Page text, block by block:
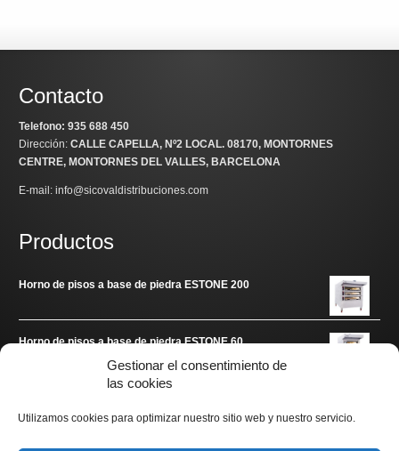
Gestionar el consentimiento de
las cookies
Utilizamos cookies para optimizar nuestro sitio web y nuestro servicio.
Contacto
Telefono: 935 688 450
Dirección:CALLE CAPELLA, Nº2 LOCAL. 08170, MONTORNES
CENTRE, MONTORNES DEL VALLES, BARCELONA
E-mail: info@sicovaldistribuciones.com
Productos
Horno de pisos a base de piedra ESTONE 200
Horno de pisos a base de piedra ESTONE 60
Enlaces de interés